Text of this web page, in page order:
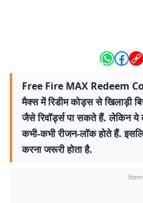
Free Fire MAX Redeem
मैक्स में रिडीम कोड्स से खिलाड़ी
जैसे रिवॉर्ड्स पा सकते हैं. लेकिन
कभी-कभी रीजन-लॉक होते हैं.
करना जरूरी होता है.